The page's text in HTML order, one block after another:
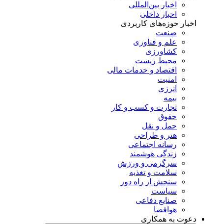
اخبار بین‌المللی
اخبار داخلی
اخبار حوزه‌های کاربردی
صنعت
علم و فناوری
کشاورزی
محیط زیست
اقتصاد و خدمات مالی
امنیت
انرژی
بیمه
تجارت و کسب و کار
حقوق
حمل و نقل
هنر و طراحی
رسانه اجتماعی
زندگی هوشمند
سرگرمی و ورزش
سلامت و تغذیه
سنجش از راه دور
سیاست
صنایع دفاعی
هوافضا
دعوت به همکاری